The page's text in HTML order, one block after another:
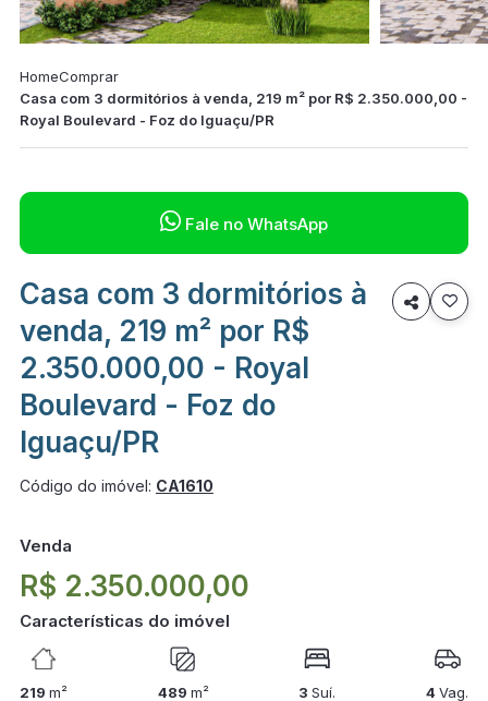
HomeComprar
Casa com 3 dormitórios à venda, 219 m² por R$ 2.350.000,00 -
Royal Boulevard - Foz do Iguaçu/PR
 Fale no WhatsApp
Casa com 3 dormitórios à
venda, 219 m² por R$
2.350.000,00 - Royal
Boulevard - Foz do
Iguaçu/PR

Código do imóvel: CA1610
Venda
R$ 2.350.000,00
Características do imóvel
219 m² 489 m² 3Suí. 4Vag.